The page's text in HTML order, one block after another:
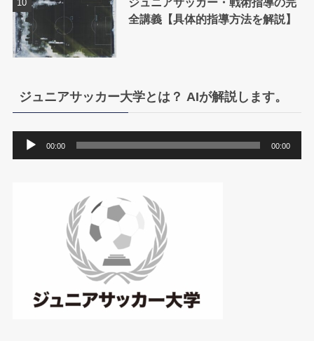
全講義【具体的指導方法を解説】
ジュニアサッカー大学とは？ AIが解説します。
声
00:00 00:00